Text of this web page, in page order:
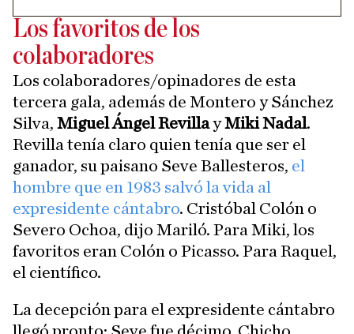
Los favoritos de los
colaboradores
Los colaboradores/opinadores de esta
tercera gala, además de Montero y Sánchez
Silva, Miguel Ángel RevillayMiki Nadal.
Revilla tenía claro quien tenía que ser el
ganador, su paisano Seve Ballesteros, el
hombre que en 1983 salvó la vida al
expresidente cántabro. Cristóbal Colón o
Severo Ochoa, dijo Mariló. Para Miki, los
favoritos eran Colón o Picasso. Para Raquel,
el científico.
La decepción para el expresidente cántabro